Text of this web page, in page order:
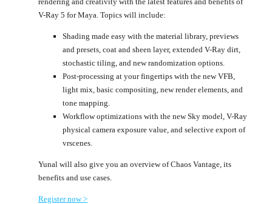
V-Ray 5 for Maya. Topics will include:
Shading made easy with the material library, previews
and presets, coat and sheen layer, extended V-Ray dirt,
stochastic tiling, and new randomization options.
Post-processing at your fingertips with the new VFB,
light mix, basic compositing, new render elements, and
tone mapping.
Workflow optimizations with the new Sky model, V-Ray
physical camera exposure value, and selective export of
vrscenes.
Yunal will also give you an overview of Chaos Vantage, its
benefits and use cases.
Register now >